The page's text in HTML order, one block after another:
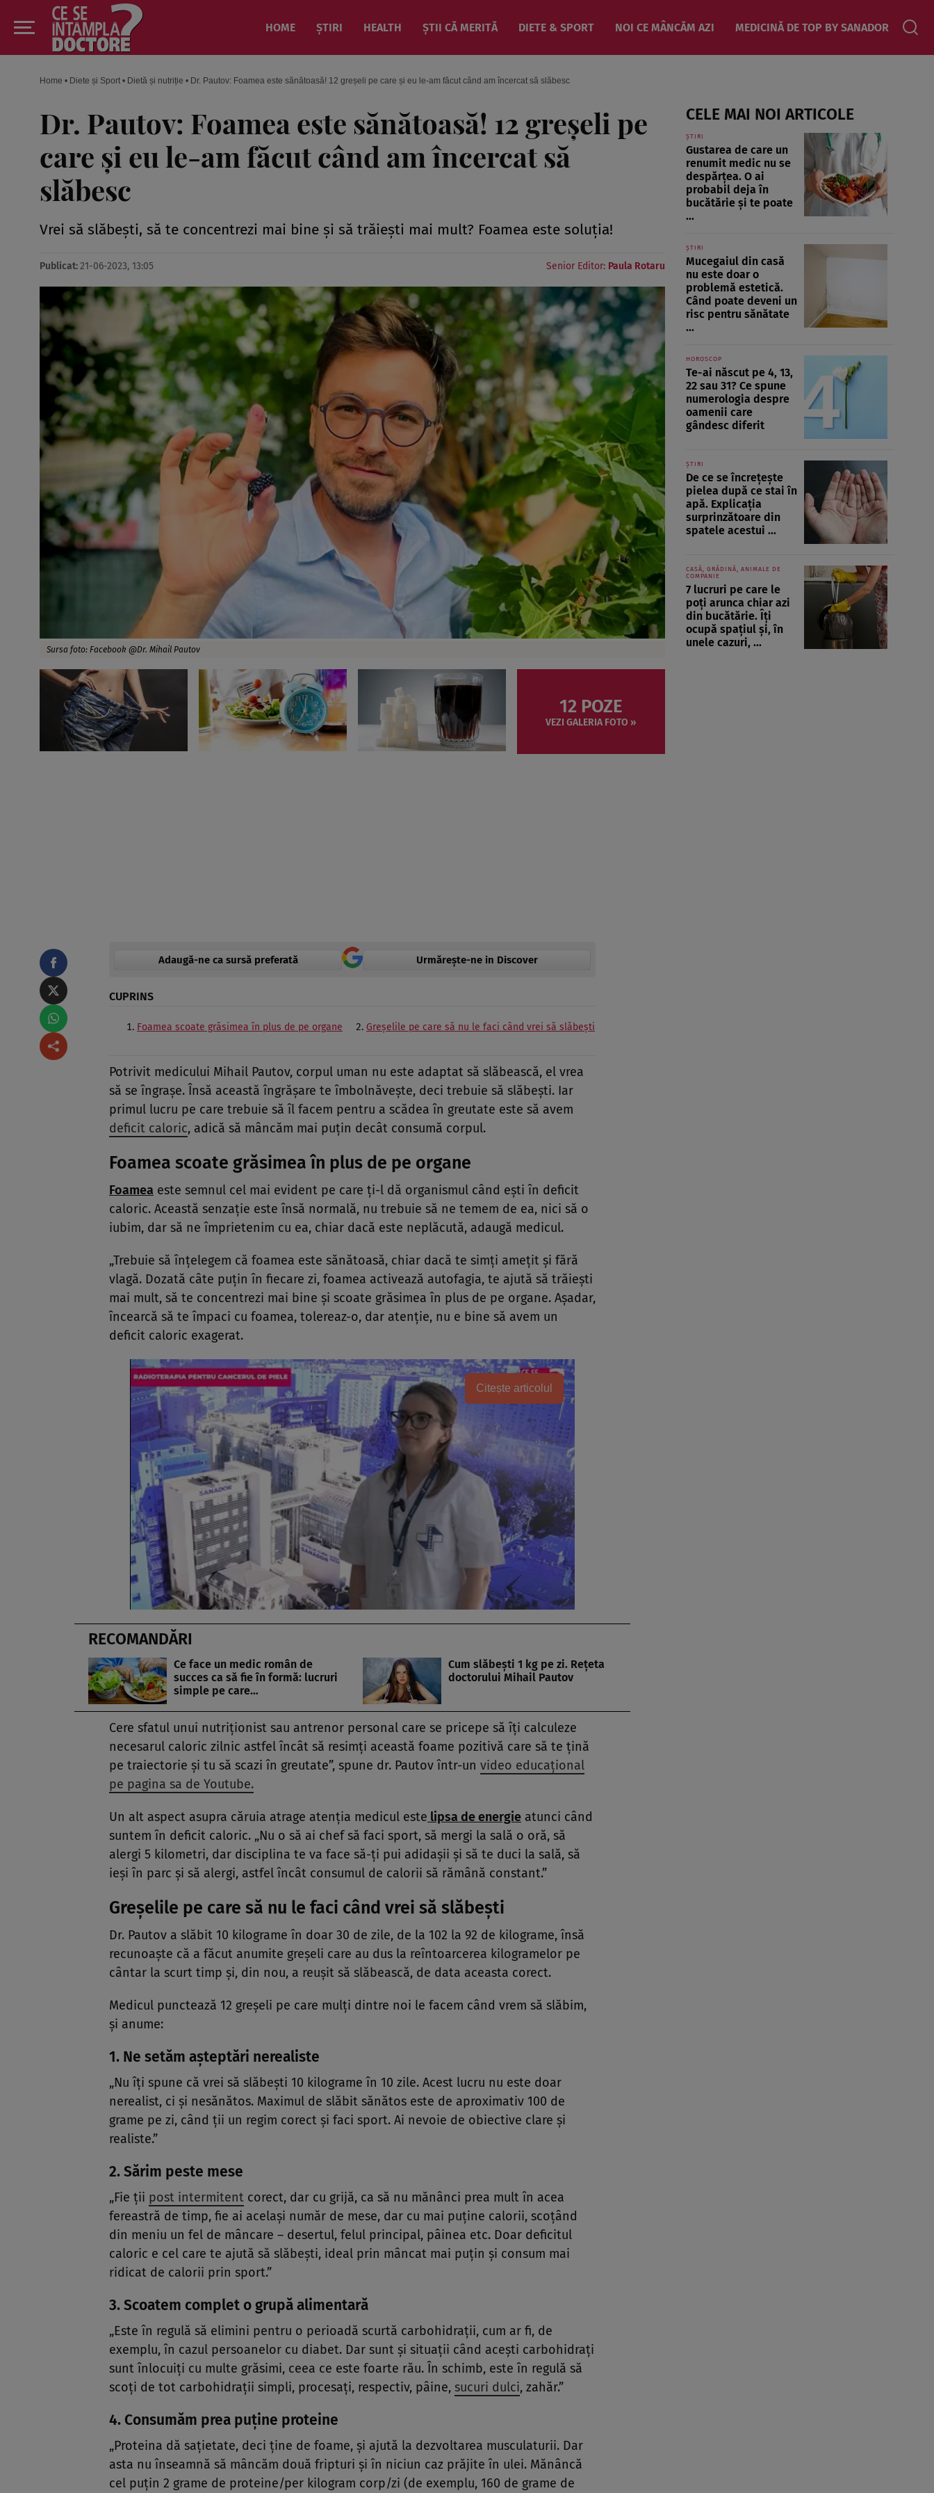
HOME ȘTIRI HEALTH ȘTII CĂ MERITĂ DIETE & SPORT NOI CE MÂNCĂM AZI MEDICINĂ DE TOP BY SANADOR
Home • Diete și Sport • Dietă și nutriție • Dr. Pautov: Foamea este sănătoasă! 12 greșeli pe care și eu le-am făcut când am încercat să slăbesc
Dr. Pautov: Foamea este sănătoasă! 12 greșeli pe
care și eu le-am făcut când am încercat să
slăbesc
Vrei să slăbești, să te concentrezi mai bine și să trăiești mai mult? Foamea este soluția!
Publicat:21-06-2023, 13:05 Senior Editor: Paula Rotaru
Sursa foto: Facebook @Dr. Mihail Pautov
12 POZE
VEZI GALERIA FOTO »
Adaugă-ne ca sursă preferată Urmărește-ne in Discover
CUPRINS
Foamea scoate grăsimea în plus de pe organe Greșelile pe care să nu le faci când vrei să slăbești
Potrivit medicului Mihail Pautov, corpul uman nu este adaptat să slăbească, el vrea
să se îngrașe. Însă această îngrășare te îmbolnăvește, deci trebuie să slăbești. Iar
primul lucru pe care trebuie să îl facem pentru a scădea în greutate este să avem
deficit caloric, adică să mâncăm mai puțin decât consumă corpul.
Foamea scoate grăsimea în plus de pe organe
Foamea este semnul cel mai evident pe care ți-l dă organismul când ești în deficit
caloric. Această senzație este însă normală, nu trebuie să ne temem de ea, nici să o
iubim, dar să ne împrietenim cu ea, chiar dacă este neplăcută, adaugă medicul.
„Trebuie să înțelegem că foamea este sănătoasă, chiar dacă te simți amețit și fără
vlagă. Dozată câte puțin în fiecare zi, foamea activează autofagia, te ajută să trăiești
mai mult, să te concentrezi mai bine și scoate grăsimea în plus de pe organe. Așadar,
încearcă să te împaci cu foamea, tolereaz-o, dar atenție, nu e bine să avem un
deficit caloric exagerat.
Citește articolul
RECOMANDĂRI
Ce face un medic român de
succes ca să fie în formă: lucruri
simple pe care…
Cum slăbești 1 kg pe zi. Rețeta
doctorului Mihail Pautov
Cere sfatul unui nutriționist sau antrenor personal care se pricepe să îți calculeze
necesarul caloric zilnic astfel încât să resimți această foame pozitivă care să te țină
pe traiectorie și tu să scazi în greutate”, spune dr. Pautov într-un video educațional
pe pagina sa de Youtube.
Un alt aspect asupra căruia atrage atenția medicul este lipsa de energie atunci când
suntem în deficit caloric. „Nu o să ai chef să faci sport, să mergi la sală o oră, să
alergi 5 kilometri, dar disciplina te va face să-ți pui adidașii și să te duci la sală, să
ieși în parc și să alergi, astfel încât consumul de calorii să rămână constant.”
Greșelile pe care să nu le faci când vrei să slăbești
Dr. Pautov a slăbit 10 kilograme în doar 30 de zile, de la 102 la 92 de kilograme, însă
recunoaște că a făcut anumite greșeli care au dus la reîntoarcerea kilogramelor pe
cântar la scurt timp și, din nou, a reușit să slăbească, de data aceasta corect.
Medicul punctează 12 greșeli pe care mulți dintre noi le facem când vrem să slăbim,
și anume:
1. Ne setăm așteptări nerealiste
„Nu îți spune că vrei să slăbești 10 kilograme în 10 zile. Acest lucru nu este doar
nerealist, ci și nesănătos. Maximul de slăbit sănătos este de aproximativ 100 de
grame pe zi, când ții un regim corect și faci sport. Ai nevoie de obiective clare și
realiste.”
2. Sărim peste mese
„Fie ții post intermitent corect, dar cu grijă, ca să nu mănânci prea mult în acea
fereastră de timp, fie ai același număr de mese, dar cu mai puține calorii, scoțând
din meniu un fel de mâncare – desertul, felul principal, pâinea etc. Doar deficitul
caloric e cel care te ajută să slăbești, ideal prin mâncat mai puțin și consum mai
ridicat de calorii prin sport.”
3. Scoatem complet o grupă alimentară
„Este în regulă să elimini pentru o perioadă scurtă carbohidrații, cum ar fi, de
exemplu, în cazul persoanelor cu diabet. Dar sunt și situații când acești carbohidrați
sunt înlocuiți cu multe grăsimi, ceea ce este foarte rău. În schimb, este în regulă să
scoți de tot carbohidrații simpli, procesați, respectiv, pâine, sucuri dulci, zahăr.”
4. Consumăm prea puține proteine
„Proteina dă sațietate, deci ține de foame, și ajută la dezvoltarea musculaturii. Dar
asta nu înseamnă să mâncăm două fripturi și în niciun caz prăjite în ulei. Mănâncă
cel puțin 2 grame de proteine/per kilogram corp/zi (de exemplu, 160 de grame de
CELE MAI NOI ARTICOLE
ȘTIRI
Gustarea de care un
renumit medic nu se
despărțea. O ai
probabil deja în
bucătărie și te poate
...
ȘTIRI
Mucegaiul din casă
nu este doar o
problemă estetică.
Când poate deveni un
risc pentru sănătate
...
HOROSCOP
Te-ai născut pe 4, 13,
22 sau 31? Ce spune
numerologia despre
oamenii care
gândesc diferit
ȘTIRI
De ce se încrețește
pielea după ce stai în
apă. Explicația
surprinzătoare din
spatele acestui ...
CASĂ, GRĂDINĂ, ANIMALE DE
COMPANIE
7 lucruri pe care le
poți arunca chiar azi
din bucătărie. Îți
ocupă spațiul și, în
unele cazuri, ...